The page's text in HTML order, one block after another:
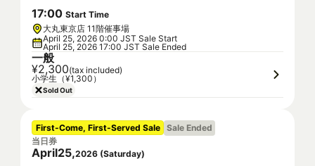
17:00 Start Time
大丸東京店 11階催事場
April 25, 2026 0:00 JST Sale Start
April 25, 2026 17:00 JST Sale Ended
一般
¥2,300(tax included)
小学生（¥1,300）
Sold Out
First-Come, First-Served Sale Sale Ended
当日券
April25,2026 (Saturday)